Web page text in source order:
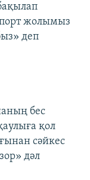
жолымыз
деп
бес
қол
сәйкес
дәл